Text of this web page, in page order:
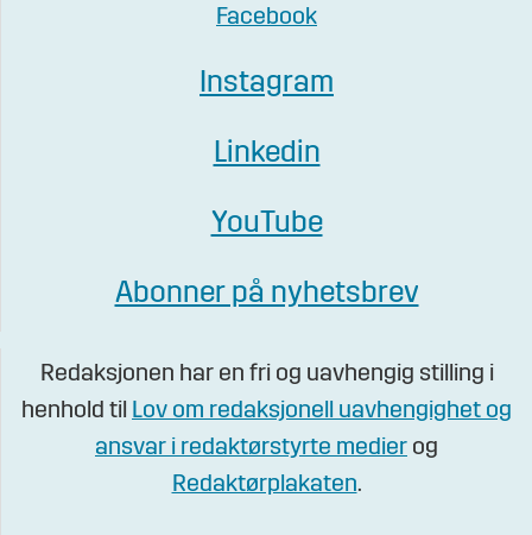
Facebook
Instagram
Linkedin
YouTube
Abonner på nyhetsbrev
Redaksjonen har en fri og uavhengig stilling i
henhold til Lov om redaksjonell uavhengighet og
ansvar i redaktørstyrte medier og
Redaktørplakaten.